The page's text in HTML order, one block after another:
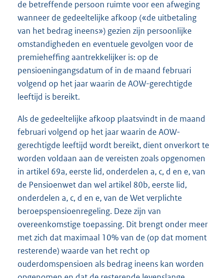
de betreffende persoon ruimte voor een afweging
wanneer de gedeeltelijke afkoop («de uitbetaling
van het bedrag ineens») gezien zijn persoonlijke
omstandigheden en eventuele gevolgen voor de
premieheffing aantrekkelijker is: op de
pensioeningangsdatum of in de maand februari
volgend op het jaar waarin de AOW-gerechtigde
leeftijd is bereikt.
Als de gedeeltelijke afkoop plaatsvindt in de maand
februari volgend op het jaar waarin de AOW-
gerechtigde leeftijd wordt bereikt, dient onverkort te
worden voldaan aan de vereisten zoals opgenomen
in artikel 69a, eerste lid, onderdelen a, c, d en e, van
de Pensioenwet dan wel artikel 80b, eerste lid,
onderdelen a, c, d en e, van de Wet verplichte
beroepspensioenregeling. Deze zijn van
overeenkomstige toepassing. Dit brengt onder meer
met zich dat maximaal 10% van de (op dat moment
resterende) waarde van het recht op
ouderdomspensioen als bedrag ineens kan worden